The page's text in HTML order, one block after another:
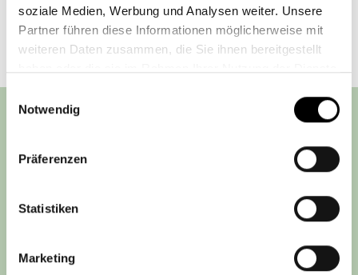
soziale Medien, Werbung und Analysen weiter. Unsere
Partner führen diese Informationen möglicherweise mit
weiteren Daten zusammen, die Sie ihnen bereitgestellt
Notwendig
Präferenzen
Statistiken
Marketing
Steyler Fair Invest
RECHTLICHE PFLICHTINFORMATIONEN